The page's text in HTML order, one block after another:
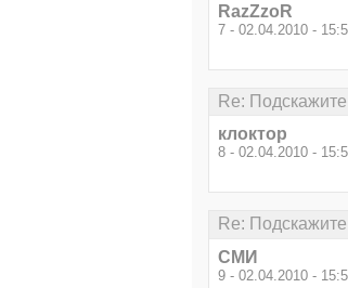
RazZzoR
7 - 02.04.2010 -
Re:
клоктор
8 - 02.04.2010 -
Re:
СМИ
9 - 02.04.2010 -